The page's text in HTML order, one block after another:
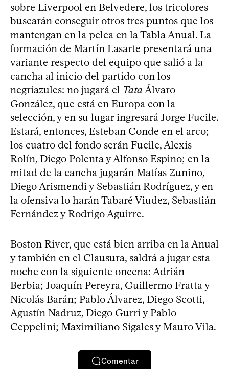
sobre Liverpool en Belvedere, los tricolores
buscarán conseguir otros tres puntos que los
mantengan en la pelea en la Tabla Anual. La
formación de Martín Lasarte presentará una
variante respecto del equipo que salió a la
cancha al inicio del partido con los
negriazules: no jugará el TataÁlvaro
González, que está en Europa con la
selección, y en su lugar ingresará Jorge Fucile.
Estará, entonces, Esteban Conde en el arco;
los cuatro del fondo serán Fucile, Alexis
Rolín, Diego Polenta y Alfonso Espino; en la
mitad de la cancha jugarán Matías Zunino,
Diego Arismendi y Sebastián Rodríguez, y en
la ofensiva lo harán Tabaré Viudez, Sebastián
Fernández y Rodrigo Aguirre.
Boston River, que está bien arriba en la Anual
y también en el Clausura, saldrá a jugar esta
noche con la siguiente oncena: Adrián
Berbia; Joaquín Pereyra, Guillermo Fratta y
Nicolás Barán; Pablo Álvarez, Diego Scotti,
Agustín Nadruz, Diego Gurri y Pablo
Ceppelini; Maximiliano Sigales y Mauro Vila.
Comentar